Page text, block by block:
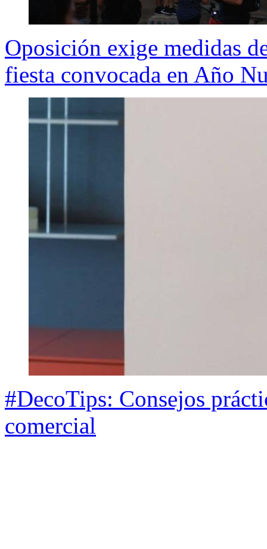
Oposición exige medidas
fiesta convocada en Año
#DecoTips: Consejos
comercial